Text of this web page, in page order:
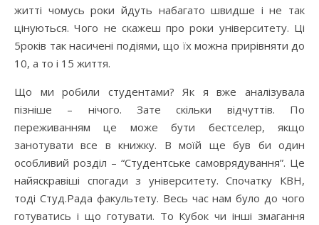
житті чомусь роки йдуть набагато швидше і не так
цінуються. Чого не скажеш про роки університету. Ці
5років так насичені подіями, що їх можна прирівняти до
10, а то і 15 життя.
Що ми робили студентами? Як я вже аналізувала
пізніше – нічого. Зате скільки відчуттів. По
переживанням це може бути бестселер, якщо
занотувати все в книжку. В моїй ще був би один
особливий розділ – “Студентське самоврядування”. Це
найяскравіші спогади з університету. Спочатку КВН,
тоді Студ.Рада факультету. Весь час нам було до чого
готуватись і що готувати. То Кубок чи інші змагання